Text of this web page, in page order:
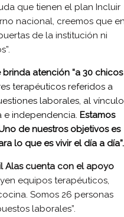
que tienen el plan Incluir
nacional, creemos que
de la institución ni
atención “a 30 chicos
terapéuticos referidos a
laborales, al vínculo
e independencia. Estamos
de nuestros objetivos es
lo que es vivir el día a día”.
Alas cuenta con el apoyo
equipos terapéuticos,
Somos 26 personas
laborales”.